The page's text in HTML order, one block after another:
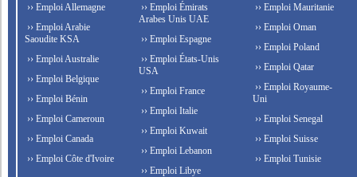
›› Emploi Allemagne
›› Emploi Arabie
Saoudite KSA
›› Emploi Australie
›› Emploi Belgique
›› Emploi Bénin
›› Emploi Cameroun
›› Emploi Canada
›› Emploi Côte d'Ivoire
›› Emploi Émirats
Arabes Unis UAE
›› Emploi Espagne
›› Emploi États-Unis
USA
›› Emploi France
›› Emploi Italie
›› Emploi Kuwait
›› Emploi Lebanon
›› Emploi Libye
›› Emploi Mauritanie
›› Emploi Oman
›› Emploi Poland
›› Emploi Qatar
›› Emploi Royaume-
Uni
›› Emploi Senegal
›› Emploi Suisse
›› Emploi Tunisie